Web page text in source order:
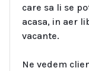
care sa li se
acasa, in aer
vacante.
Ne vedem